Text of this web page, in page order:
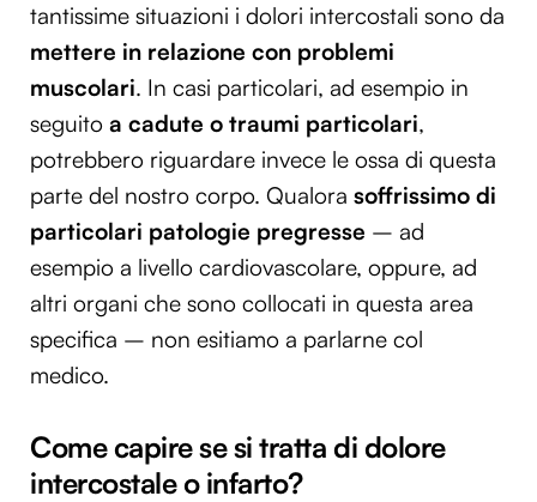
tantissime situazioni i dolori intercostali sono da
mettere in relazione con problemi
muscolari. In casi particolari, ad esempio in
seguito a cadute o traumi particolari,
potrebbero riguardare invece le ossa di questa
parte del nostro corpo. Qualora soffrissimo di
particolari patologie pregresse – ad
esempio a livello cardiovascolare, oppure, ad
altri organi che sono collocati in questa area
specifica – non esitiamo a parlarne col
medico.
Come capire se si tratta di dolore
intercostale o infarto?